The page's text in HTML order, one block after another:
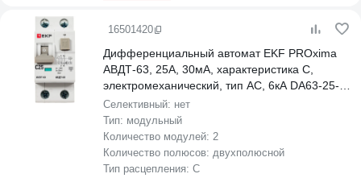
16501420
Дифференциальный автомат EKF PROxima
АВДТ-63, 25А, 30мА, характеристика C,
электромеханический, тип AC, 6кА DA63-25-
30-AC
Селективный: нет
Тип: модульный
Количество модулей: 2
Количество полюсов: двухполюсной
Тип расцепления: C